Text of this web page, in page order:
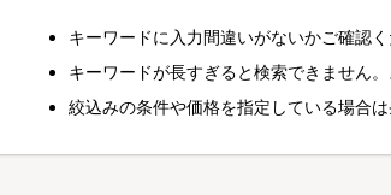
キーワードに入力間違いがないかご確認く
キーワードが長すぎると検索できません
絞込みの条件や価格を指定している場合